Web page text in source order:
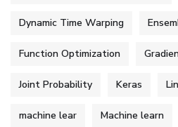
Dynamic Time Warping
Function Optimization
Joint Probability Keras
machine lear Machine learn